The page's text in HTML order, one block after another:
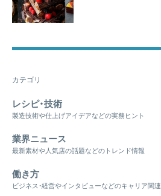
カテゴリ
レシピ・技術
製造技術や仕上げアイデアなどの実務ヒント
業界ニュース
最新素材や人気店の話題などのトレンド情報
働き方
ビジネス・経営やインタビューなどのキャリア関連